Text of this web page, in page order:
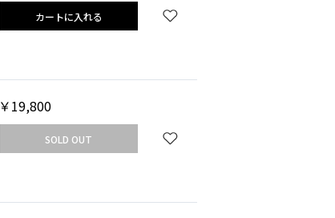
カートに入れる
￥19,800
SOLD OUT